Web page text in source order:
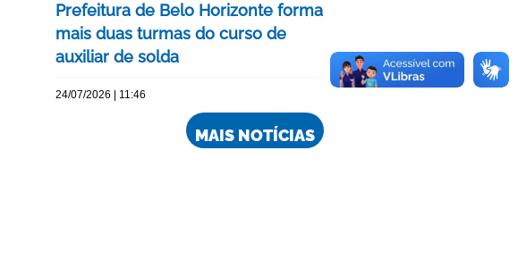
Prefeitura de Belo Horizonte forma
mais duas turmas do curso de
auxiliar de solda
24/07/2026 | 11:46
MAIS NOTÍCIAS